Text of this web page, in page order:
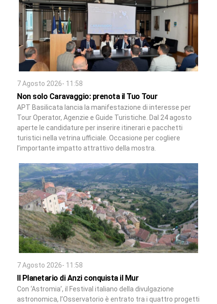
7 Agosto 2026- 11:58
Non solo Caravaggio: prenota il Tuo Tour
APT Basilicata lancia la manifestazione di interesse per
Tour Operator, Agenzie e Guide Turistiche. Dal 24 agosto
aperte le candidature per inserire itinerari e pacchetti
turistici nella vetrina ufficiale. Occasione per cogliere
l’importante impatto attrattivo della mostra.
7 Agosto 2026- 11:58
Il Planetario di Anzi conquista il Mur
Con ‘Astromia’, il Festival italiano della divulgazione
astronomica, l’Osservatorio è entrato tra i quattro progetti